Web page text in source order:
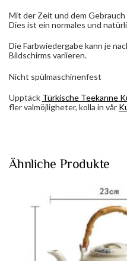
Mit der Zeit und dem
Dies ist ein normales und
Die Farbwiedergabe kann je
Bildschirms variieren.
Nicht spülmaschinenfest
Upptäck Türkische Teekanne
fler valmöjligheter, kolla in vår
Ähnliche Produkte